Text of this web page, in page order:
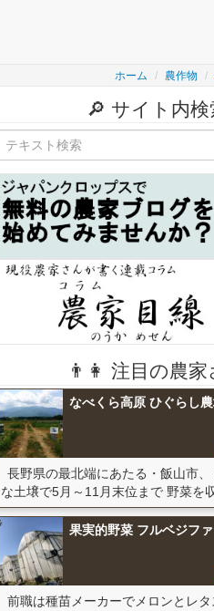
ホーム 農作物
🔎 サイト内検
👨👩 注目の農家
なべくら高原 ひぐらし
長野県の最北端にあたる・飯山市
な土壌で5月～11月末位まで 野菜を
果実的野菜 フルベジフ
前職は種苗メーカーでメロンとレ